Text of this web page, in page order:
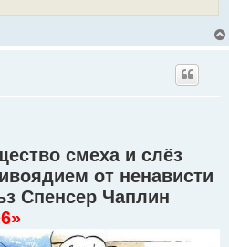
смеха и слёз
от ненависти
Спенсер Чаплин